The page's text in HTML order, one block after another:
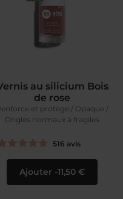
au silicium Bois
de rose
et protège / Opaque /
Ongles normaux à fragiles
516 avis
Ajouter 11,50 €